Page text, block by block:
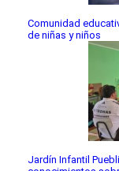
Comunidad
de niñas y niños
Jardín Infantil